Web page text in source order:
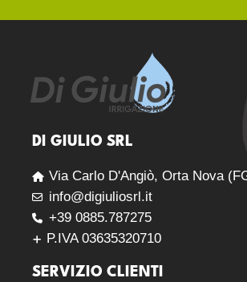
DI GIULIO SRL
Via Carlo D'Angiò, Orta Nova
info@digiuliosrl.it
+39 0885.787275
P.IVA 03635320710
SERVIZIO CLIENTI